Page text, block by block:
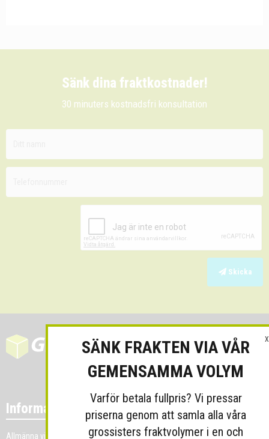
Sänk dina fraktkostnader!
30 minuters kostnadsfri konsultation
Skicka
Information
Allmänna villkor
X
SÄNK FRAKTEN VIA VÅR
GEMENSAMMA VOLYM
Varför betala fullpris? Vi pressar
priserna genom att samla alla våra
grossisters fraktvolymer i en och